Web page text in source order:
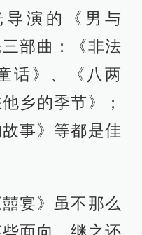
演的《男与
部曲：《非法
话》、《八两
乡的季节》；
事》等都是佳
宴》虽不那么
面向。继之还